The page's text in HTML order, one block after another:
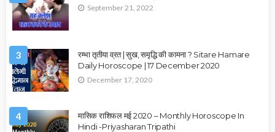
September 21, 2022
3
रम्भा तृतीया व्रत | सुख, समृद्धि की कामना ? Sitare Hamare
Daily Horoscope | 17 December 2020
December 17, 2020
4
मासिक राशिफल मई 2020 – Monthly Horoscope In
Hindi -Priyasharan Tripathi